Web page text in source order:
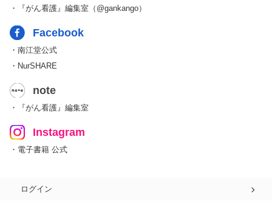
・『がん看護』編集室（@gankango）
Facebook
・南江堂公式
・NurSHARE
note
・『がん看護』編集室
Instagram
・電子書籍 公式
ログイン